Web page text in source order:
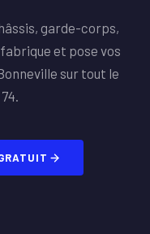
garde-corps,
et pose vos
sur tout le